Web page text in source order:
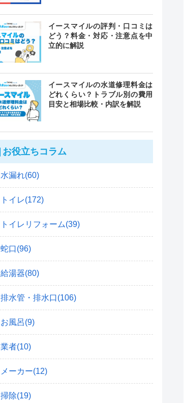
イースマイルの評判・口コミは
どう？料金・対応・注意点を中
立的に解説
イースマイルの水道修理料金は
どれくらい？トラブル別の費用
目安と相場比較・内訳を解説
お役立ちコラム
水漏れ(60)
トイレ(172)
トイレリフォーム(39)
蛇口(96)
給湯器(80)
排水管・排水口(106)
お風呂(9)
業者(10)
メーカー(12)
掃除(19)